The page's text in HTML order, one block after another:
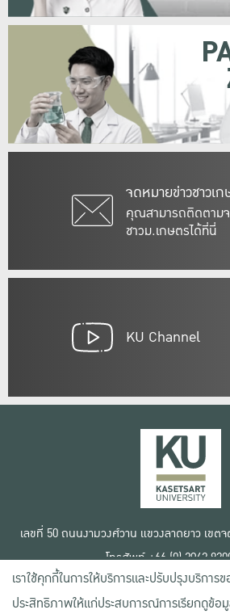
จดหมายข่าวชาวเ
คุณสามารถติดตาม
ชาวม.เกษตรได้ที่นี่
KU Channel
เลขที่ 50 ถนนงามวงศ์วาน แขวงลาดยาว เขต
โทรศัพท์ +66 (0) 2942
เงื่อนไขการใช้งานเว็บไซต์
ข้อตกลงด้านสิทธิ์ใช้งาน
เราใช้คุกกี้ในการให้บริการและปรับปรุงบริการ
ประสิทธิภาพให้แก่ประสบการณ์การเรียกดูข้